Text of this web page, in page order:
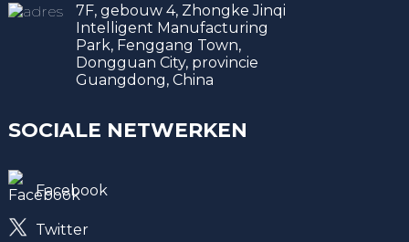
7F, gebouw 4, Zhongke Jinqi
Intelligent Manufacturing
Park, Fenggang Town,
Dongguan City, provincie
Guangdong, China
SOCIALE NETWERKEN
Facebook
Twitter